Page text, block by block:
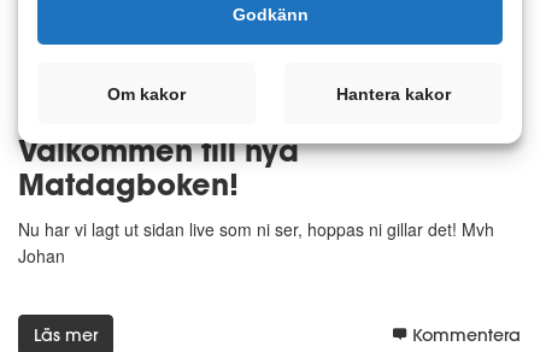
Välkommen till nya
Matdagboken!
Nu har vi lagt ut sidan live som ni ser, hoppas ni gillar det! Mvh
Johan
Läs mer Kommentera
Godkänn
Om kakor Hantera kakor